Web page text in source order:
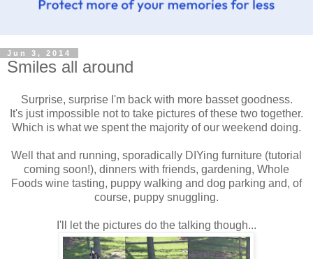
Jun 3, 2014
Smiles all around
Surprise, surprise I'm back with more basset goodness.
It's just impossible not to take pictures of these two together.
Which is what we spent the majority of our weekend doing.
Well that and running, sporadically DIYing furniture (tutorial
coming soon!), dinners with friends, gardening, Whole
Foods wine tasting, puppy walking and dog parking and, of
course, puppy snuggling.
I'll let the pictures do the talking though...